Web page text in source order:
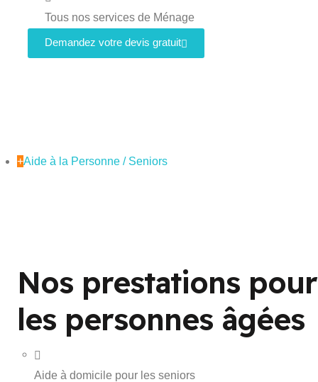
Tous nos services de Ménage
Demandez votre devis gratuit
+Aide à la Personne / Seniors
Nos prestations pour
les personnes âgées
Aide à domicile pour les seniors